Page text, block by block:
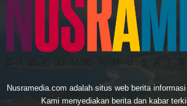
Nusramedia.com adalah situs web berita
Kami menyediakan berita dan kabar